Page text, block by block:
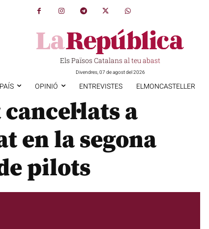
Els Països Catalans al teu abast
Divendres, 07 de agost del 2026
OPINIÓ ENTREVISTES ELMONCASTELLER
cancel·lats a
en la segona
pilots